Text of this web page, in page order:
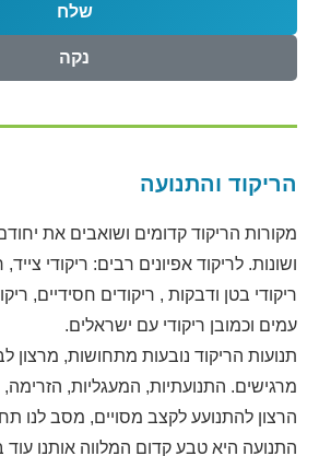
שלח
נקה
הריקוד והתנועה
מקורות הריקוד קדומים ושואבים את
ושונות. לריקוד אפיונים רבים: ריקודי
ריקודי בטן ודבקות , ריקודים חסידיים,
עמים וכמובן ריקודי עם ישראלים.
תנועות הריקוד נובעות מתחושות,
מרגישים. התנועתיות, המעגליות, הזרימה,
הרצון להתנועע לקצב מסויים, מסב לנו
התנועה היא טבע קדום המלווה אותנו עוד